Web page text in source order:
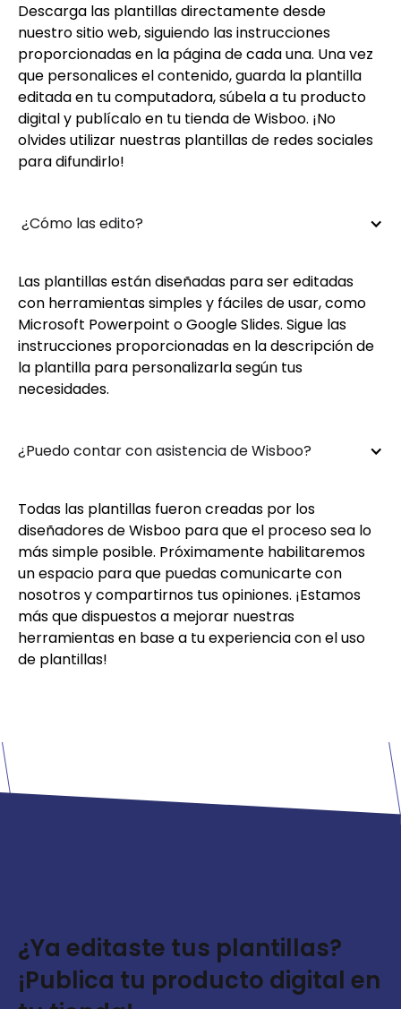
Descarga las plantillas directamente desde
nuestro sitio web, siguiendo las instrucciones
proporcionadas en la página de cada una. Una vez
que personalices el contenido, guarda la plantilla
editada en tu computadora, súbela a tu producto
digital y publícalo en tu tienda de Wisboo. ¡No
olvides utilizar nuestras plantillas de redes sociales
para difundirlo!
¿Cómo las edito?
Las plantillas están diseñadas para ser editadas
con herramientas simples y fáciles de usar, como
Microsoft Powerpoint o Google Slides. Sigue las
instrucciones proporcionadas en la descripción de
la plantilla para personalizarla según tus
necesidades.
¿Puedo contar con asistencia de Wisboo?
Todas las plantillas fueron creadas por los
diseñadores de Wisboo para que el proceso sea lo
más simple posible. Próximamente habilitaremos
un espacio para que puedas comunicarte con
nosotros y compartirnos tus opiniones. ¡Estamos
más que dispuestos a mejorar nuestras
herramientas en base a tu experiencia con el uso
de plantillas!
¿Ya editaste tus plantillas?
¡Publica tu producto digital en